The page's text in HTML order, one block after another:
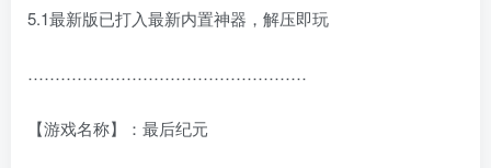
5.1最新版已打入最新内置神器，解压即玩
……………………………………………
【游戏名称】：最后纪元